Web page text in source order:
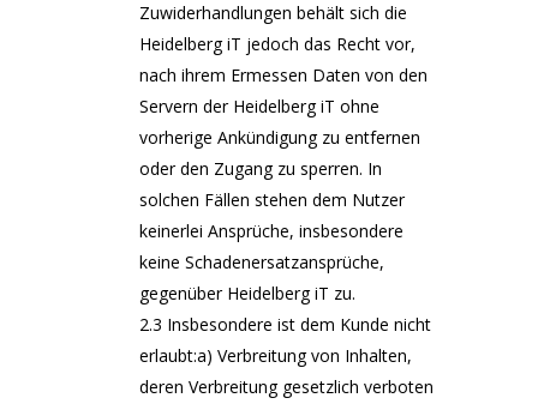
Zuwiderhandlungen behält sich die
Heidelberg iT jedoch das Recht vor,
nach ihrem Ermessen Daten von den
Servern der Heidelberg iT ohne
vorherige Ankündigung zu entfernen
oder den Zugang zu sperren. In
solchen Fällen stehen dem Nutzer
keinerlei Ansprüche, insbesondere
keine Schadenersatzansprüche,
gegenüber Heidelberg iT zu.
2.3 Insbesondere ist dem Kunde nicht
erlaubt:a) Verbreitung von Inhalten,
deren Verbreitung gesetzlich verboten